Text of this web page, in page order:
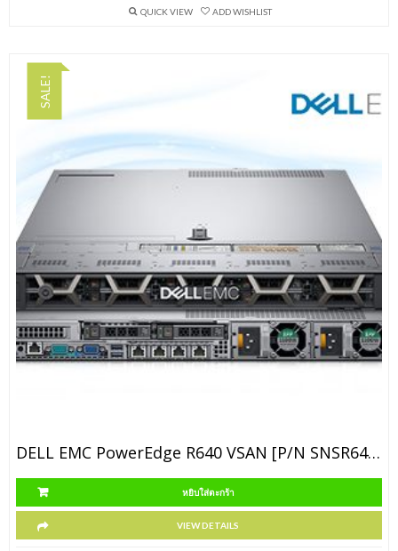
QUICK VIEW ADD WISHLIST
SALE!
DELL EMC PowerEdge R640 VSAN [P/N SNSR640vSAN3]
หยิบใส่ตะกร้า
VIEW DETAILS